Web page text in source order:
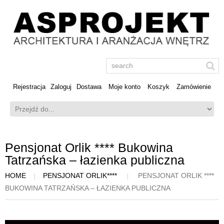
Rejestracja Zaloguj Dostawa Moje konto Koszyk Zamówienie
Pensjonat Orlik **** Bukowina
Tatrzańska – łazienka publiczna
HOME PENSJONAT ORLIK****
PENSJONAT ORLIK ****
BUKOWINA TATRZAŃSKA – ŁAZIENKA PUBLICZNA